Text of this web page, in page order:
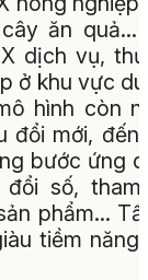
ăn quả…
dịch vụ,
ở khu vực
hình còn
đổi mới, đến
bước ứng
đổi số,
phẩm…
tiềm năng